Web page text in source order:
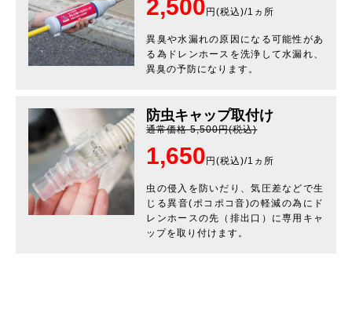
2,500 円(税込)/1ヵ所
異臭や水漏れの原因になる可能性があ
る為ドレンホースを洗浄して水漏れ、
異臭の予防になります。
防虫キャップ取付け
通常価格 5,500円(税込)
1,650 円(税込)/1ヵ所
虫の侵入を防いだり、気圧差などで生
じる異音(ポコポコ音)の軽減の為にド
レンホースの先（排出口）に専用キャ
ップを取り付けます。